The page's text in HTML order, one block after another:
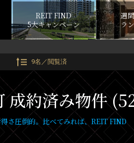
REIT FIND
5大キャンペーン
週
ラ
9名／閲覧済
成約済み物件
さ圧倒的。比べてみれば、REIT FIND